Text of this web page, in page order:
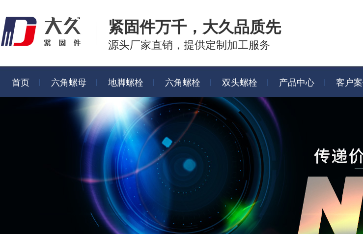
紧固件万千， 大久品质先
源头厂家直销，提供定制加工服务
首页 六角螺母 地脚螺栓 六角螺栓 双头螺栓 产品中心 客户